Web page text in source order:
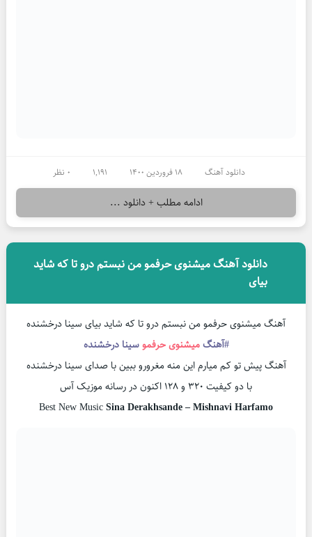
دانلود آهنگ 18 فروردین 1400 1,191 0 نظر
ادامه مطلب + دانلود ...
دانلود آهنگ میشنوی حرفمو من نبستم درو تا که شاید
بیای
آهنگ میشنوی حرفمو من نبستم درو تا که شاید بیای سینا درخشنده
#آهنگمیشنوی حرفموسینا درخشنده
آهنگ پیش تو کم میارم این منه مغرورو ببین با صدای سینا درخشنده
با دو کیفیت ۳۲۰ و ۱۲۸ اکنون در رسانه موزیک آس
Best New MusicSina Derakhsande – Mishnavi Harfamo